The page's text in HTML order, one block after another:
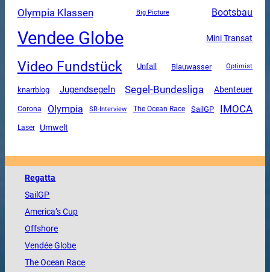
Olympia Klassen Big Picture Bootsbau
Vendee Globe Mini Transat
Video Fundstück Unfall Blauwasser Optimist
knarrblog Jugendsegeln Segel-Bundesliga Abenteuer
Corona Olympia SR-Interview The Ocean Race SailGP IMOCA
Laser Umwelt
Regatta
SailGP
America’s Cup
Offshore
VendéeGlobe
TheOcean Race